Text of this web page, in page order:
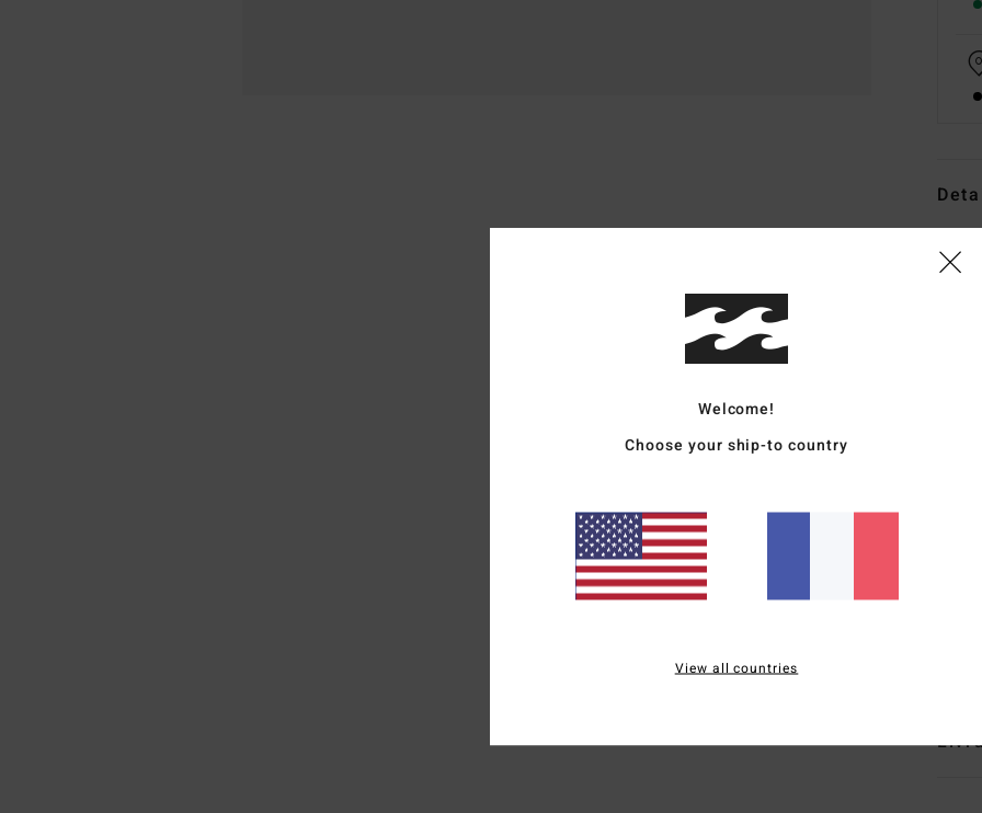
T-
Welcome!
Choose your ship-to country
View all countries